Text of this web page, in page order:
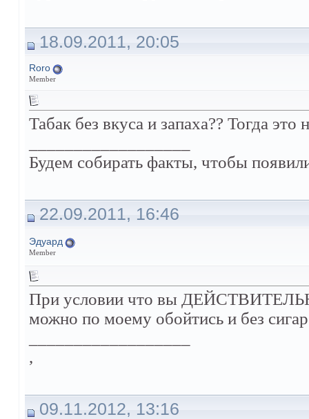
18.09.2011, 20:05
Roro
Member
Табак без вкуса и запаха?? Тогда это
Будем собирать факты, чтобы
22.09.2011, 16:46
Эдуард
Member
При условии что вы
можно по моему обойтись и без
,
09.11.2012, 13:16